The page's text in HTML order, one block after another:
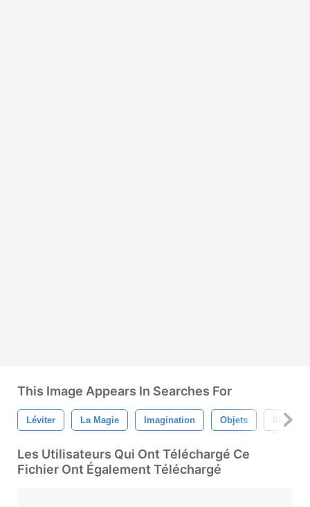
This Image Appears In Searches For
Léviter La Magie Imagination Objets
Les Utilisateurs Qui Ont Téléchargé Ce
Fichier Ont Également Téléchargé